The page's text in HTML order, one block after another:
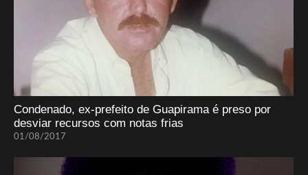
Condenado, ex-prefeito de Guapirama é preso por
desviar recursos com notas frias
01/08/2017